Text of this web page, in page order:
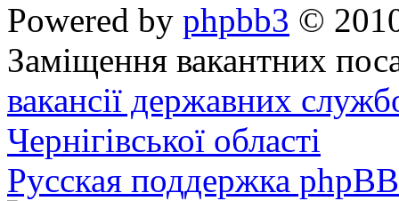
Powered by phpbb3 ©
Заміщення вакантних
вакансії державних
Чернігівської області
Русская поддержка phpBB